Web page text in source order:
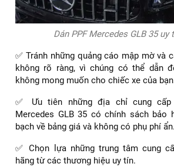
Dán PPF Mercedes GLB 35 uy
✅ Tránh những quảng cáo mập mờ và
không rõ ràng, vì chúng có thể dẫn
không mong muốn cho chiếc xe của
✅ Ưu tiên những địa chỉ cung cấp
Mercedes GLB 35 có chính sách bảo
bạch về bảng giá và không có phụ phí ẩn.
✅ Chọn lựa những trung tâm cung
hãng từ các thương hiệu uy tín.